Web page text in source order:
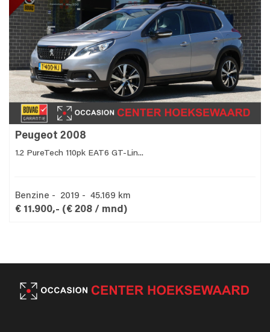
Peugeot 2008
1.2 PureTech 110pk EAT6 GT-Lin...
Benzine - 2019 - 45.169 km
€ 11.900,- (€ 208 / mnd)